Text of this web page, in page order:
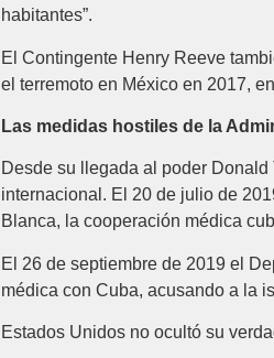
habitantes”.
El Contingente Henry Reeve
el terremoto en México en 2017,
Las medidas hostiles de la
Desde su llegada al poder
internacional. El 20 de julio de
Blanca, la cooperación médica
El 26 de septiembre de 2019 el
médica con Cuba, acusando a la
Estados Unidos no ocultó su